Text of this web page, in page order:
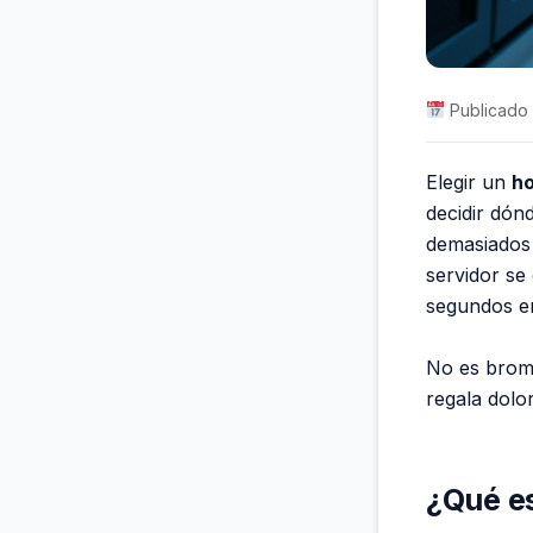
Publicado
Elegir un
decidir
servidor se
segundos
No es
regala
¿Qué